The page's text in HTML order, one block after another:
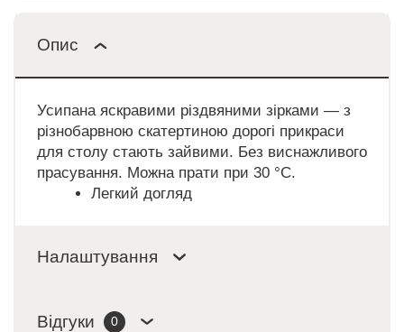
Опис
Усипана яскравими різдвяними зірками — з
різнобарвною скатертиною дорогі прикраси
для столу стають зайвими. Без виснажливого
прасування. Можна прати при 30 °C.
Легкий догляд
Налаштування
Відгуки 0